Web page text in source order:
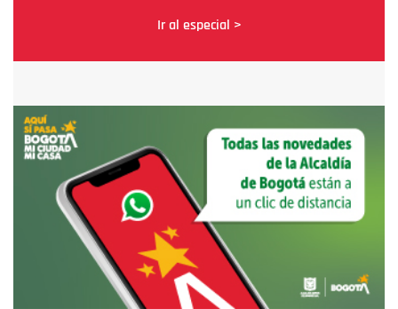
Ir al especial >